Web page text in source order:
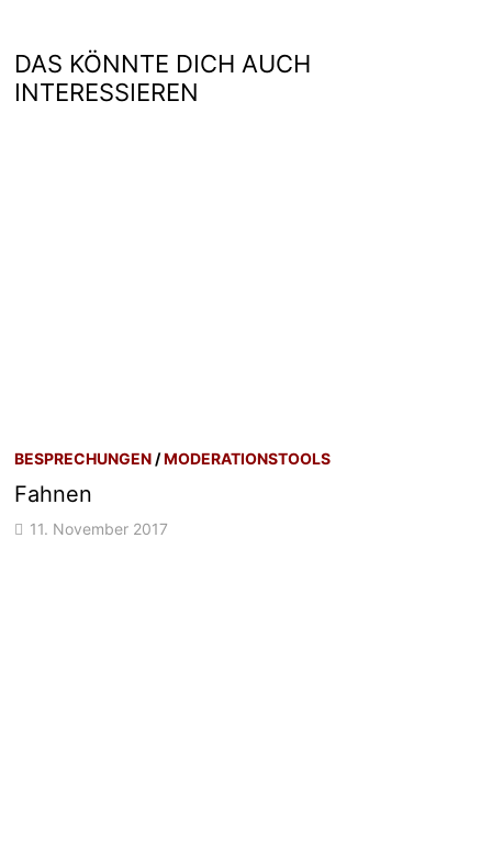
DAS KÖNNTE DICH AUCH
INTERESSIEREN
BESPRECHUNGEN /MODERATIONSTOOLS
Fahnen
11. November 2017